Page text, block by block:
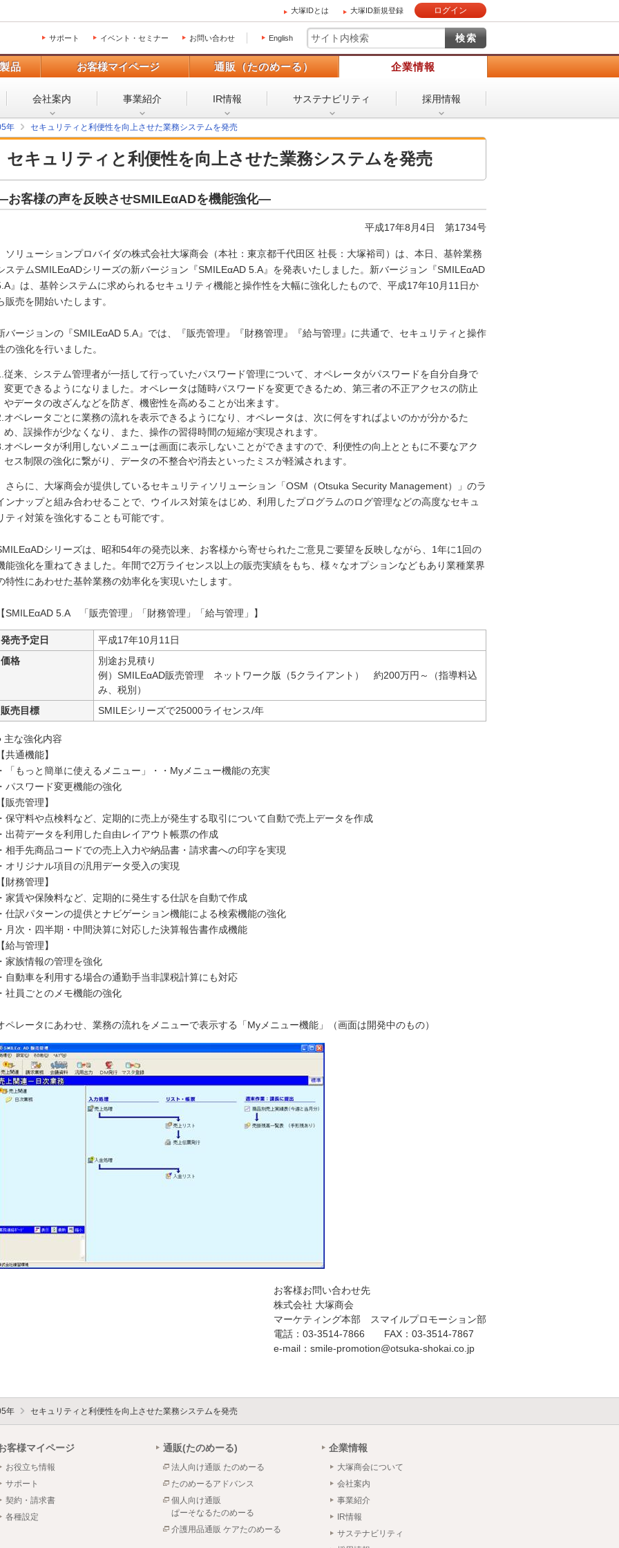
大塚IDとは 大塚ID新規登録 ログイン
サポート イベント・セミナー お問い合わせ English
品 お客様マイページ 通販（たのめーる） 企業情報
会社案内 事業紹介 IR情報 サステナビリティ 採用情報
年 セキュリティと利便性を向上させた業務システムを発売
セキュリティと利便性を向上させた業務システムを発売
お客様の声を反映させSMILEαADを機能強化―
平成17年8月4日 第1734号
ソリューションプロバイダの株式会社大塚商会（本社：東京都千代田区 社長：大塚裕司）は、本日、基幹業務
ステムSMILEαADシリーズの新バージョン『SMILEαAD 5.A』を発表いたしました。新バージョン『SMILEαAD
』は、基幹システムに求められるセキュリティ機能と操作性を大幅に強化したもので、平成17年10月11日か
販売を開始いたします。
バージョンの『SMILEαAD 5.A』では、『販売管理』『財務管理』『給与管理』に共通で、セキュリティと操作
の強化を行いました。
従来、システム管理者が一括して行っていたパスワード管理について、オペレータがパスワードを自分自身で
変更できるようになりました。オペレータは随時パスワードを変更できるため、第三者の不正アクセスの防止
やデータの改ざんなどを防ぎ、機密性を高めることが出来ます。
オペレータごとに業務の流れを表示できるようになり、オペレータは、次に何をすればよいのかが分かるた
め、誤操作が少なくなり、また、操作の習得時間の短縮が実現されます。
オペレータが利用しないメニューは画面に表示しないことができますので、利便性の向上とともに不要なアク
セス制限の強化に繋がり、データの不整合や消去といったミスが軽減されます。
さらに、大塚商会が提供しているセキュリティソリューション「OSM（Otsuka Security Management）」のラ
ンナップと組み合わせることで、ウイルス対策をはじめ、利用したプログラムのログ管理などの高度なセキュ
ティ対策を強化することも可能です。
シリーズは、昭和54年の発売以来、お客様から寄せられたご意見ご要望を反映しながら、1年に1回の
能強化を重ねてきました。年間で2万ライセンス以上の販売実績をもち、様々なオプションなどもあり業種業界
特性にあわせた基幹業務の効率化を実現いたします。
【SMILEαAD 5.A 「販売管理」「財務管理」「給与管理」】
発売予定日
平成17年10月11日
価格
別途お見積り
例）SMILEαAD販売管理 ネットワーク版（5クライアント） 約200万円～（指導料込
み、税別）
販売目標
SMILEシリーズで25000ライセンス/年
主な強化内容
【共通機能】
・「もっと簡単に使えるメニュー」・・Myメニュー機能の充実
・パスワード変更機能の強化
【販売管理】
・保守料や点検料など、定期的に売上が発生する取引について自動で売上データを作成
・出荷データを利用した自由レイアウト帳票の作成
・相手先商品コードでの売上入力や納品書・請求書への印字を実現
・オリジナル項目の汎用データ受入の実現
【財務管理】
・家賃や保険料など、定期的に発生する仕訳を自動で作成
・仕訳パターンの提供とナビゲーション機能による検索機能の強化
・月次・四半期・中間決算に対応した決算報告書作成機能
【給与管理】
・家族情報の管理を強化
・自動車を利用する場合の通勤手当非課税計算にも対応
・社員ごとのメモ機能の強化
ペレータにあわせ、業務の流れをメニューで表示する「Myメニュー機能」（画面は開発中のもの）
お客様お問い合わせ先
株式会社 大塚商会
マーケティング本部 スマイルプロモーション部
電話：03-3514-7866 FAX：03-3514-7867
e-mail：smile-promotion@otsuka-shokai.co.jp
年 セキュリティと利便性を向上させた業務システムを発売
客様マイページ
お役立ち情報
サポート
契約・請求書
各種設定
通販(たのめーる)
法人向け通販 たのめーる
たのめーるアドバンス
個人向け通販
ぱーそなるたのめーる
介護用品通販 ケアたのめーる
企業情報
大塚商会について
会社案内
事業紹介
IR情報
サステナビリティ